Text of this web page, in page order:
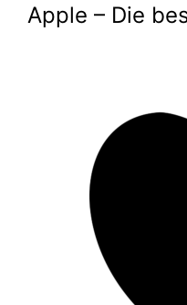
Apple – Die